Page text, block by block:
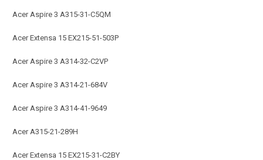
Acer Aspire 3 A315-31-C5QM
Acer Extensa 15 EX215-51-503P
Acer Aspire 3 A314-32-C2VP
Acer Aspire 3 A314-21-684V
Acer Aspire 3 A314-41-9649
Acer A315-21-289H
Acer Extensa 15 EX215-31-C2BY